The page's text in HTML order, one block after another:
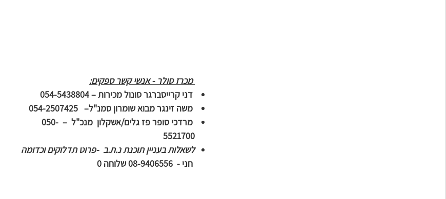
מכרז סולר - אנשי קשר ספקים:
דני קרייסברגר סונול מכירות – 054-5438804
משה זינגר מבוא שומרון סמנ"ל–   054-2507425
מרדכי סופר פז גלים/אשקלון  מנכ"ל  –  050-
5521700
לשאלות בעניין תוכנת נ.ת.ב  -פרוט תדלוקים וכדומה
חני -  08-9406556 שלוחה 0